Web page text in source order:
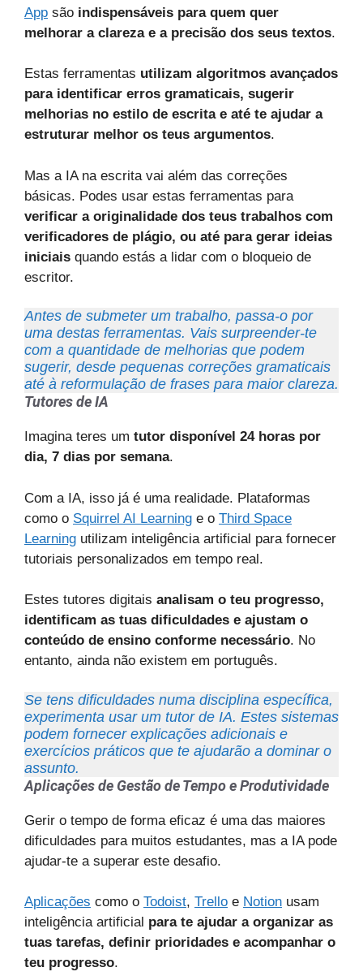
App são indispensáveis para quem quer
melhorar a clareza e a precisão dos seus textos.
Estas ferramentas utilizam algoritmos avançados
para identificar erros gramaticais, sugerir
melhorias no estilo de escrita e até te ajudar a
estruturar melhor os teus argumentos.
Mas a IA na escrita vai além das correções
básicas. Podes usar estas ferramentas para
verificar a originalidade dos teus trabalhos com
verificadores de plágio, ou até para gerar ideias
iniciais quando estás a lidar com o bloqueio de
escritor.
Antes de submeter um trabalho, passa-o por
uma destas ferramentas. Vais surpreender-te
com a quantidade de melhorias que podem
sugerir, desde pequenas correções gramaticais
até à reformulação de frases para maior clareza.
Tutores de IA
Imagina teres um tutor disponível 24 horas por
dia, 7 dias por semana.
Com a IA, isso já é uma realidade. Plataformas
como o Squirrel AI Learning e o Third Space
Learning utilizam inteligência artificial para fornecer
tutoriais personalizados em tempo real.
Estes tutores digitais analisam o teu progresso,
identificam as tuas dificuldades e ajustam o
conteúdo de ensino conforme necessário. No
entanto, ainda não existem em português.
Se tens dificuldades numa disciplina específica,
experimenta usar um tutor de IA. Estes sistemas
podem fornecer explicações adicionais e
exercícios práticos que te ajudarão a dominar o
assunto.
Aplicações de Gestão de Tempo e Produtividade
Gerir o tempo de forma eficaz é uma das maiores
dificuldades para muitos estudantes, mas a IA pode
ajudar-te a superar este desafio.
Aplicações como o Todoist, Trello e Notion usam
inteligência artificial para te ajudar a organizar as
tuas tarefas, definir prioridades e acompanhar o
teu progresso.